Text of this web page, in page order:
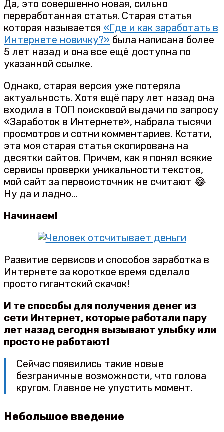
Да, это совершенно новая, сильно
переработанная статья. Старая статья
которая называется «Где и как заработать в
Интернете новичку?» была написана более
5 лет назад и она все ещё доступна по
указанной ссылке.
Однако, старая версия уже потеряла
актуальность. Хотя ещё пару лет назад она
входила в ТОП поисковой выдачи по запросу
«Заработок в Интернете», набрала тысячи
просмотров и сотни комментариев. Кстати,
эта моя старая статья скопирована на
десятки сайтов. Причем, как я понял всякие
сервисы проверки уникальности текстов,
мой сайт за первоисточник не считают 😂
Ну да и ладно…
Начинаем!
Развитие сервисов и способов заработка в
Интернете за короткое время сделало
просто гигантский скачок!
И те способы для получения денег из
сети Интернет, которые работали пару
лет назад сегодня вызывают улыбку или
просто не работают!
Сейчас появились такие новые
безграничные возможности, что голова
кругом. Главное не упустить момент.
Небольшое введение